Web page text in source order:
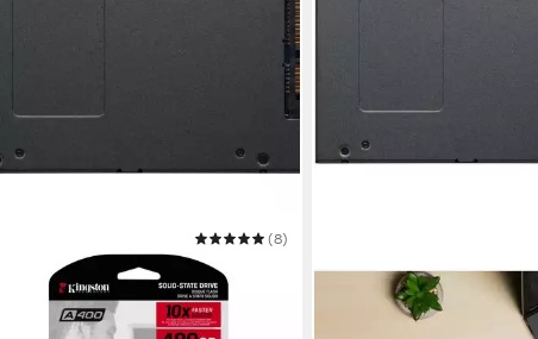
A400 480GB interne SSD
(8)
ab 106,46 €
mtl. in 12 Raten
in 3-4 Werktagen bei dir
interne SSD
159,00 €